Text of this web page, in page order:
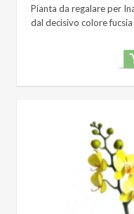
Pianta da regalare per
dal decisivo colore